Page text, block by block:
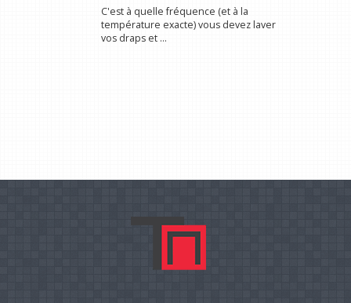
C'est à quelle fréquence (et à la
température exacte) vous devez laver
vos draps et ...